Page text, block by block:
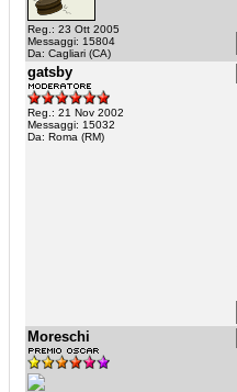
Reg.: 23 Ott 2005
Messaggi: 15804
Da: Cagliari (CA)
gatsby
Reg.: 21 Nov 2002
Messaggi: 15032
Da: Roma (RM)
Moreschi